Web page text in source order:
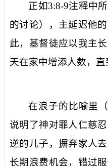
正如3:8-9注释中
的讨论）， 主延迟他
此，基督徒应以我主
天在家中增添人数，直
在浪子的比喻里
说明了神对罪人仁慈
逆的儿子，摒弃家人
长期浪费机会，错过